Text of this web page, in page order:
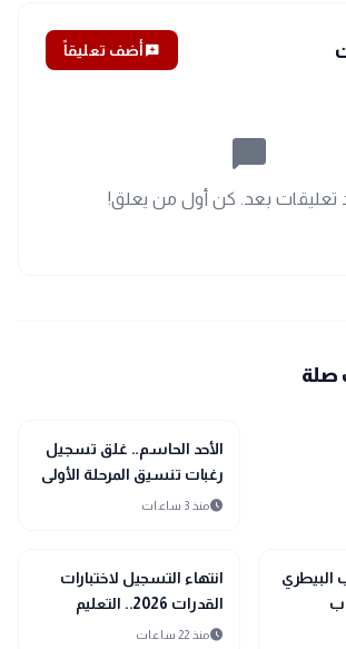
add_commentأضف تعليقاً
chat_bubble_outline
تعليقات بعد. كن أول من يعلق!
صلة
school
مدارس وجامعات
الأحد الحاسم.. غلق تسجيل
رغبات تنسيق المرحلة الأولى
نهائيًا
scheduleمنذ 3 ساعات
البيطري
school
مدارس وجامعات
انتهاء التسجيل لاختبارات
القدرات 2026.. التعليم
العالي تغلق باب التقديم
scheduleمنذ 22 ساعات